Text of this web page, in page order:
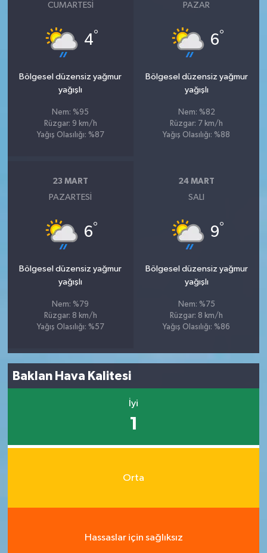
CUMARTESI
4°
Bölgesel düzensiz yağmur
yağışlı
Nem: %95
Rüzgar: 9 km/h
Yağış Olasılığı: %87
PAZAR
6°
Bölgesel düzensiz yağmur
yağışlı
Nem: %82
Rüzgar: 7 km/h
Yağış Olasılığı: %88
23 MART
PAZARTESI
6°
Bölgesel düzensiz yağmur
yağışlı
Nem: %79
Rüzgar: 8 km/h
Yağış Olasılığı: %57
24 MART
SALI
9°
Bölgesel düzensiz yağmur
yağışlı
Nem: %75
Rüzgar: 8 km/h
Yağış Olasılığı: %86
Baklan Hava Kalitesi
İyi
1
Orta
Hassaslar için sağlıksız